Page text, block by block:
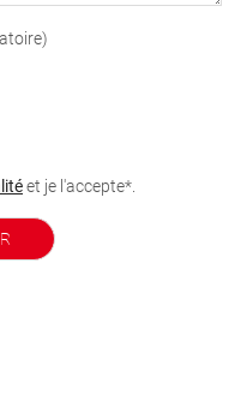
et je l'accepte*.